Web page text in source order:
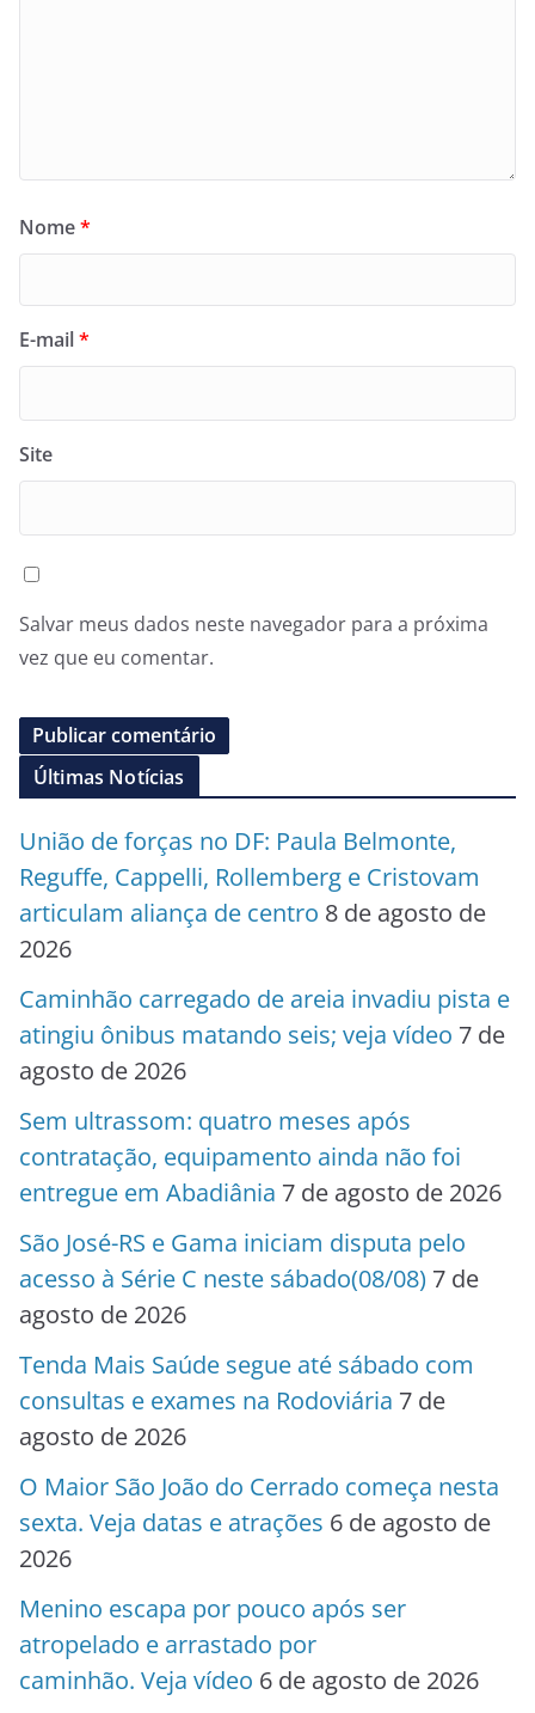
Nome*
E-mail*
Site
Salvar meus dados neste navegador para a próxima
vez que eu comentar.
Últimas Notícias
União de forças no DF: Paula Belmonte,
Reguffe, Cappelli, Rollemberg e Cristovam
articulam aliança de centro 8 de agosto de
2026
Caminhão carregado de areia invadiu pista e
atingiu ônibus matando seis; veja vídeo 7 de
agosto de 2026
Sem ultrassom: quatro meses após
contratação, equipamento ainda não foi
entregue em Abadiânia 7 de agosto de 2026
São José-RS e Gama iniciam disputa pelo
acesso à Série C neste sábado(08/08) 7 de
agosto de 2026
Tenda Mais Saúde segue até sábado com
consultas e exames na Rodoviária 7 de
agosto de 2026
O Maior São João do Cerrado começa nesta
sexta. Veja datas e atrações 6 de agosto de
2026
Menino escapa por pouco após ser
atropelado e arrastado por
caminhão. Veja vídeo 6 de agosto de 2026